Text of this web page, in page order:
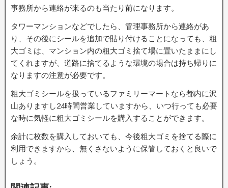
事務所から連絡が来るのも当たり前になります。
タワーマンションなどでしたら、管理事務所から連絡があ
り、その後にシールを追加で貼り付けることになっても、粗
大ゴミは、マンション内の粗大ゴミ捨て場に置いたままにし
てくれますが、道路に捨てるような環境の場合は持ち帰りに
なりますの注意が必要です。
粗大ゴミシールを扱っているファミリーマートなら都内に沢
山ありますし24時間営業していますから、いつ行っても必要
な時に気軽に粗大ゴミシールを購入することができます。
余計に枚数を購入しておいても、今後粗大ゴミを捨てる際に
利用できますから、無くさないように保管しておくと良いで
しょう。